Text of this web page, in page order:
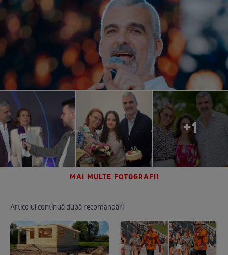
+1
MAI MULTE FOTOGRAFII
Articolul continuă după recomandări